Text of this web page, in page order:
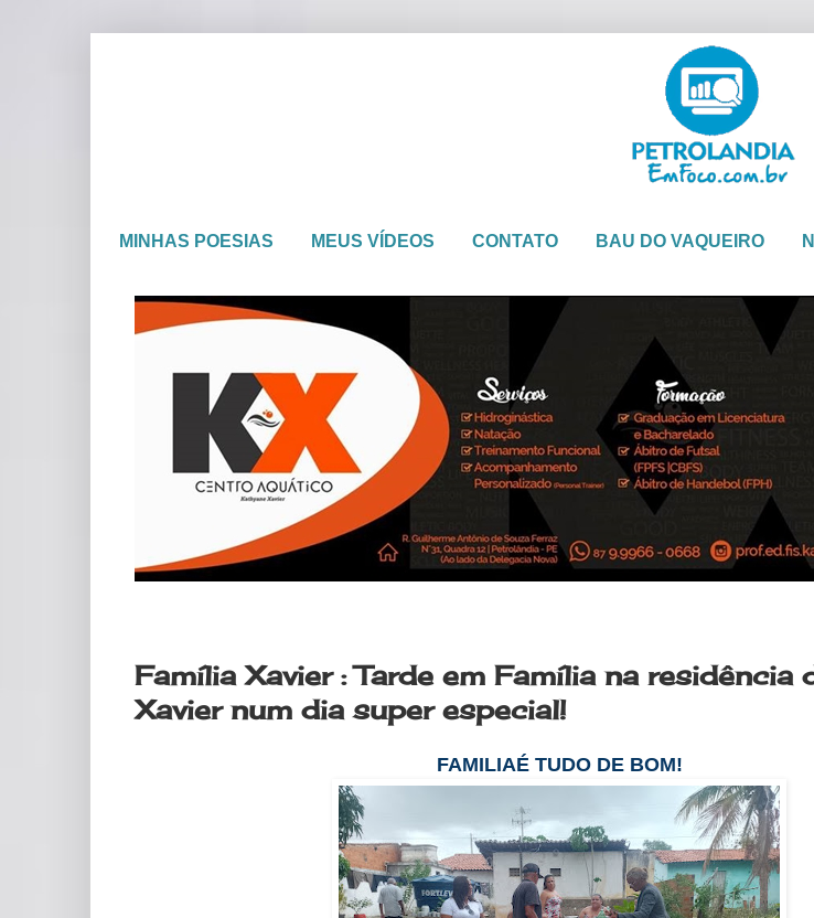
MINHAS POESIAS MEUS VÍDEOS CONTATO BAU DO VAQUEIRO
Família Xavier : Tarde em Família na residência
Xavier num dia super especial!
FAMILIAÉ TUDO DE BOM!